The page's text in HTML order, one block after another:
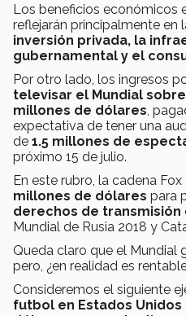
Los beneficios económicos
reflejarán principalmente en
inversión privada, la
gubernamental y el
Por otro lado, los ingresos
televisar el Mundial
millones de dólares ,
expectativa de tener una
de 1.5 millones de
próximo 15 de julio.
En este rubro, la cadena
millones de dólares para
derechos de transmisión
Mundial de Rusia 2018 y
Queda claro que el Mundial
pero, ¿en realidad es
Consideremos el siguiente
futbol en Estados